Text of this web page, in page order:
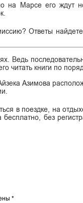
на Марсе его ждут
Ответы
Ведь
читать книги по
Азимова
в поездке, на
без
*